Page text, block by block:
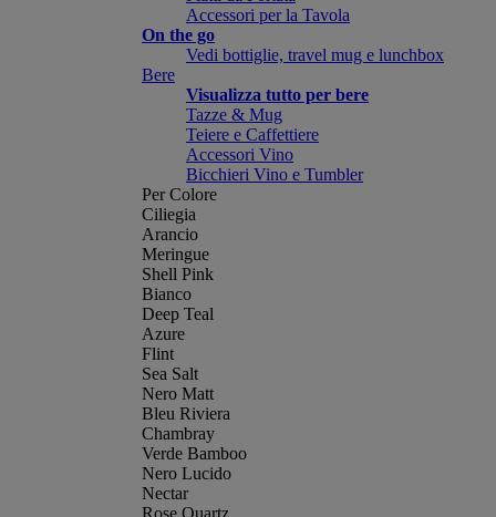
Accessori per la Tavola
On the go
Vedi bottiglie, travel mug e lunchbox
Bere
Visualizza tutto per bere
Tazze & Mug
Teiere e Caffettiere
Accessori Vino
Bicchieri Vino e Tumbler
Per Colore
Ciliegia
Arancio
Meringue
Shell Pink
Bianco
Deep Teal
Azure
Flint
Sea Salt
Nero Matt
Bleu Riviera
Chambray
Verde Bamboo
Nero Lucido
Nectar
Rose Quartz